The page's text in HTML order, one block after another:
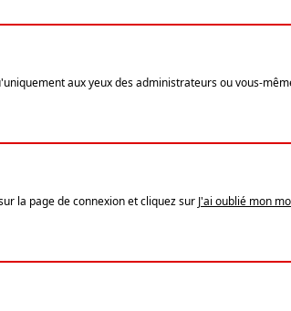
aux yeux des administrateurs ou vous-
la page de connexion et cliquez sur J'ai oublié mon